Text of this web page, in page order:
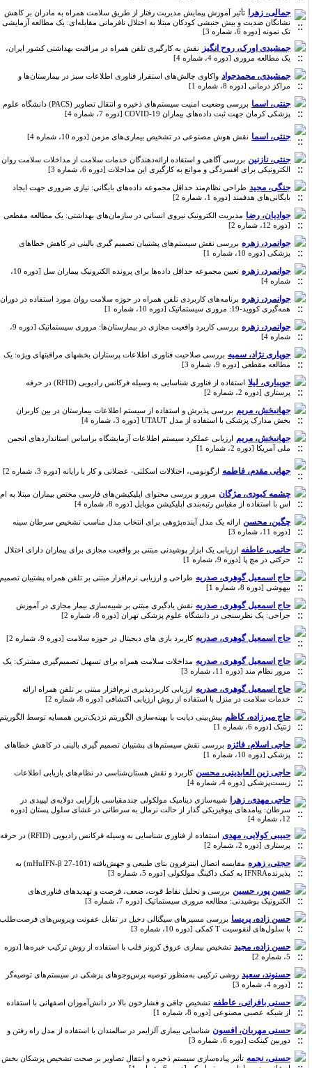
جمالی، زهرا
تأثیر آموزش پیمایش مدیریت رفتار از طریق سلامت همراه به مادران بر کاهش
نشانگان ضدیت و بیش جنبشی کودکان مبتلا به اختلال نافرمانی مقابله‌ای: یک مطالعه آزمایشی
تک نمونه [دوره 6، شماره 3]
جمشیدی اورک، روح انگیز نقش به کارگیری تلفن همراه در مراقبت بهداشتی کشور ایران،
یک مطالعه مروری [دوره 4، شماره 4]
جمشیدی، محمدجواد واکاوی چالش‌های استقرار فناوری اطلاعات سبز در بیمارستان‌ها و
مراکز درمانی [دوره 8، شماره 1]
جنتی، اسما
بررسی وضعیت امنیت سیستم‌های ذخیره و انتقال تصاویر (PACS) دانشگاه علوم
پزشکی کرمان جهت ثبت داده‌های بیماران COVID-19 [دوره 7، شماره 4]
جنتی، اسما نقش هوش مصنوعی در تشخیص بیماری‌های مزمن [دوره 10، شماره 4]
جنتی، نازنین بررسی آگاهی و استفاده ارائه‌دهندگان خدمات سلامت از مداخلات سلامت روان
الکترونیکی برای افسردگی و موانع به کارگیری این مداخلات [دوره 6، شماره 3]
جنگی، مجید طراحی نظام‌مند حداقل مجموعه داده‌های بایگانی: نیازی ضروری جهت ایجاد
بایگانی‌های هدفمند [دوره 1، شماره 2]
جوادیان، رضا مدیریت الکترونیک نیروی انسانی در سازمان‌های بهداشتی: یک مطالعه مقطعی
[دوره 12، شماره 2]
جوانمرد، زهره بررسی نقش سیستم‌های پشتیبان تصمیم گیری بالینی در کاهش خطاهای
پزشکی [دوره 10، شماره 1]
جوانمرد، زهره
تعیین مجموعه حداقل داده‌ها برای پرونده الکترونیک بیماران سل [دوره 10،
شماره 4]
جوانمرد، زهره برنامه‌های کاربردی تلفن ‌همراه در حوزه سلامت ‌روان مورد استفاده در دوران
همه‌گیری کووید-19: مروری سیستماتیک [دوره 10، شماره 1]
جوانمرد، زهره
بررسی کاربرد واقعیت مجازی در بیمارستان‌ها: مروری سیستماتیک [دوره 9،
شماره 4]
جوپاری نژاد، سمیه بررسی صلاحیت فناوری اطلاعات پرستاران بخشهای مراقبتهای ویژه: یک
مطالعه مقطعی [دوره 9، شماره 3]
جویباری، لیلا
استفاده از فناوری شناسایی به وسیله فرکانس رادیویی (RFID) در حرفه
پرستاری [دوره 2، شماره 2]
جهانبخش، مریم بررسی پذیرش و استفاده از سیستم‌ اطلاعات بیمارستان در بین کاربران
بخش مدارک پزشکی با استفاده از مدل UTAUT [دوره 3، شماره 4]
جهانبخش، مریم ارزیابی عملکرد سیستم اطلاعات آزمایشگاه براساس استانداردهای انجمن
ملی آمریکا [دوره 2، شماره 1]
جهانی مقدم، فاطمه ارگونومی، اختلالات اسکلتی- عضلانی و کار با رایانه [دوره 3، شماره 2]
چشمه کبودی، مژگان مرور و بررسی محتوای اپلیکیشن‌های فارسی مختص بیماران مبتلا به ام
اس با استفاده از مقیاس رتبه‌بندی اپلیکیشن موبایل [دوره 8، شماره 4]
چگین، محسن ارائه یک مدل آینده‌پژوهی برای انتخاب مدل مناسب تشخیص سرطان سینه
[دوره 11، شماره 3]
حاتمی، عاطفه ارزیابی یک ابزار پوشیدنی مبتنی بر واقعیت مجازی برای بیماران دارای اختلال
حرکتی در مچ پا [دوره 9، شماره 1]
حاج اسمعیل گوهری، صدریه طراحی و ارزیابی نرم‌افزار مبتنی بر تلفن همراه پشتیبان تصمیم
بیهوشی [دوره 8، شماره 1]
حاج اسمعیل گوهری، صدریه نقش یادگیری مبتنی بر شبیه‌سازی بیمار مجازی در آموزش
جراحی: یک نظرسنجی در دانشگاه علوم پزشکی تهران [دوره 8، شماره 2]
حاج اسمعیل گوهری، صدریه کاربرد بازی های دیجیتال در حوزه سلامت [دوره 9، شماره 2]
حاج اسمعیل گوهری، صدریه مداخلات سلامت همراه برای تسهیل تصمیم‌گیری مشترک: یک
مرور نظام مند [دوره 11، شماره 3]
حاج اسمعیل گوهری، صدریه ارزیابی کاربردپذیری نرم‌افزار مبتنی بر تلفن همراه ارائه
خدمات سلامت در منزل با استفاده از روش ارزیابی اکتشافی [دوره 8، شماره 2]
حاج میرزاده، کاظم پیش‌بینی دیابت با بهینه‌سازی الگوریتم نزدیک‌ترین همسایه توسط الگوریتم
ژنتیک [دوره 6، شماره 1]
حاجی اسلام، فائزه بررسی نقش سیستم‌های پشتیبان تصمیم گیری بالینی در کاهش خطاهای
پزشکی [دوره 10، شماره 1]
حاجی زین العابدینی، محسن کاربرد و نقش هستان‌شناسی در نظام‌های بازیابی اطلاعات
زیست‌پزشکی [دوره 4، شماره 4]
حاجی مهدی، زهرا
شبیه‌سازی دینامیک مولکولی چندمقیاسی بازآرایی دولایه‌ی لیپیدی در
سرطان: پیامدهای بیوفیزیکی گذار از حالت نرمال به سرطانی در غشای سلول پستان [دوره
12، شماره 4]
حبیبی کولایی، مهدی
استفاده از فناوری شناسایی به وسیله فرکانس رادیویی (RFID) در حرفه
پرستاری [دوره 2، شماره 2]
حجتی، زهره
مقایسه اتصال اینترفرون ‌بتای طبیعی و جهش‌یافته (mHuIFN-β 27-101) به
پذیرندهIFNRA به کمک داکینگ مولکولی [دوره 5، شماره 3]
حسن پور، حسین بررسی و تحلیل نقاط قوت، ضعف، فرصت و تهدیدهای فناوری‌های
الکترونیک پوشیدنی: مطالعه مروری سیستماتیک [دوره 7، شماره 3]
حسن زاده، پریسا بررسی مسیرهای سیگنالی دخیل در تقابل عفونت ویروس‌های فرصت‌طلب
با سلول‌های لنفوسیت T کمکی [دوره 10، شماره 3]
حسن زاده، مجید تشخیص بیماری عروق کرونر قلب با استفاده از روش ترکیب خبره‌ها [دوره
حسنوند، سعید روشی ترکیبی به‌منظور توصیه پرس‌وجوهای پزشکی در سیستم‌های توصیه‌گر
[دوره 4، شماره 3]
حسنی بافرانی، عاطفه تشخیص چاقی و فشار‌خون بالا در دانش‌آموزان اصفهانی با استفاده
از شبکه عصبی مصنوعی [دوره 8، شماره 1]
حسنی مهربان، افسون شناسایی بیماری آلزایمر در سالمندان با استفاده از مدل راه رفتن و
دوربین کینکت [دوره 6، شماره 3]
حسنی، نجمه تأثیر پیاده‌سازی سیستم ذخیره و انتقال تصاویر بر صحت تشخیص پزشکان بخش